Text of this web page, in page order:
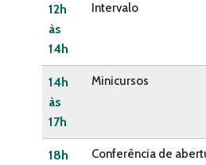
12h
às
14h
Intervalo
14h
às
17h
Minicursos
18h
Conferência de